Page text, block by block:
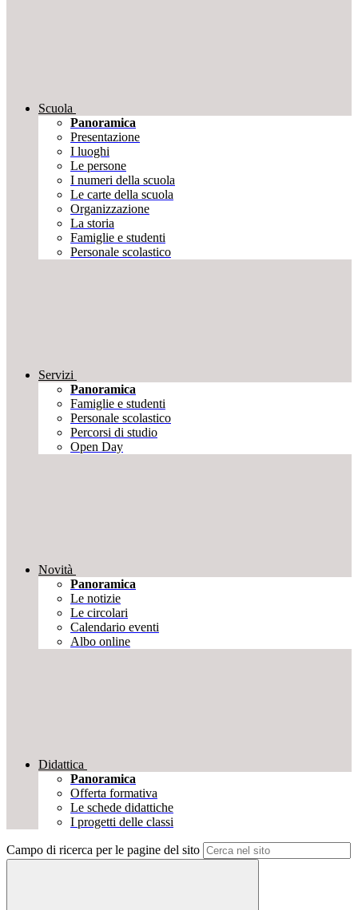
Scuola
Panoramica
Presentazione
I luoghi
Le persone
I numeri della scuola
Le carte della scuola
Organizzazione
La storia
Famiglie e studenti
Personale scolastico
Servizi
Panoramica
Famiglie e studenti
Personale scolastico
Percorsi di studio
Open Day
Novità
Panoramica
Le notizie
Le circolari
Calendario eventi
Albo online
Didattica
Panoramica
Offerta formativa
Le schede didattiche
I progetti delle classi
Campo di ricerca per le pagine del sito